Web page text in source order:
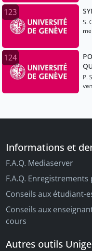
123
S.
124
P.
Informations et
F.A.Q. Mediaserver
F.A.Q.
Conseils aux étudiant-
Conseils aux
cours
Autres outils Unige